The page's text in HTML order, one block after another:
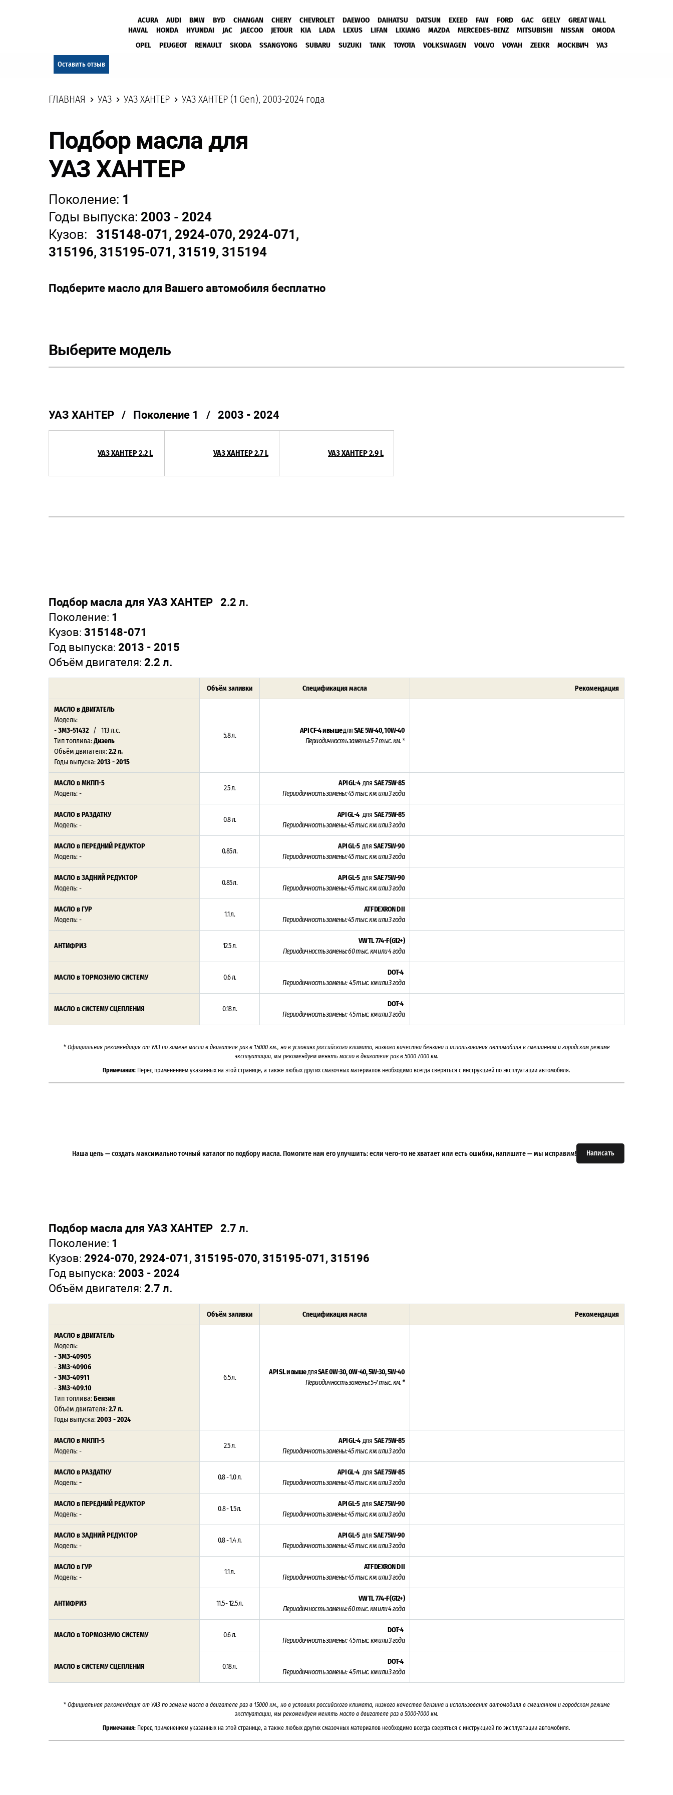
ACURA AUDI BMW BYD CHANGAN CHERY CHEVROLET DAEWOO DAIHATSU DATSUN EXEED FAW FORD GAC GEELY
GREAT WALL
HAVAL
HONDA HYUNDAI JAC JAECOO JETOUR KIA LADA LEXUS LIFAN LIXIANG MAZDA MERCEDES-BENZ MITSUBISHI NISSAN
OMODA
OPEL
PEUGEOT RENAULT SKODA SSANGYONG SUBARU SUZUKI TANK TOYOTA VOLKSWAGEN VOLVO VOYAH ZEEKR МОСКВИЧ УАЗ
Оставить отзыв
ГЛАВНАЯ УАЗ УАЗ ХАНТЕР УАЗ ХАНТЕР (1 Gen), 2003-2024 года
Подбор масла для
УАЗ ХАНТЕР
Поколение: 1
Годы выпуска: 2003 - 2024
Кузов:
315148-071, 2924-070, 2924-071,
315196, 315195-071, 31519, 315194
Подберите масло для Вашего автомобиля бесплатно
Выберите модель
УАЗ ХАНТЕР / Поколение 1 / 2003 - 2024
УАЗ ХАНТЕР 2.2 L УАЗ ХАНТЕР 2.7 L УАЗ ХАНТЕР 2.9 L
Подбор масла для УАЗ ХАНТЕР 2.2 л.
Поколение: 1
Кузов: 315148-071
Год выпуска: 2013 - 2015
Объём двигателя: 2.2 л.
Объём заливки Спецификация масла Рекомендация
МАСЛОв ДВИГАТЕЛЬ
Модель:
-ЗМЗ-51432 / 113 л.с.
Тип топлива:Дизель
Объём двигателя:2.2 л.
Годы выпуска:2013 - 2015
5.8 л.
API CF-4 и вышедляSAE 5W-40, 10W-40
Периодичность замены: 5-7 тыс. км. *
МАСЛО в МКПП-5
Модель: -
2.5 л.
API GL-4дляSAE 75W-85
Периодичность замены:45 тыс. км. или 3 года
МАСЛО в РАЗДАТКУ
Модель: -
0.8 л.
API GL-4дляSAE 75W-85
Периодичность замены:45 тыс. км. или 3 года
МАСЛО в ПЕРЕДНИЙ РЕДУКТОР
Модель: -
0.85 л.
API GL-5дляSAE 75W-90
Периодичность замены:45 тыс. км. или 3 года
МАСЛО в ЗАДНИЙ РЕДУКТОР
Модель: -
0.85 л.
API GL-5дляSAE 75W-90
Периодичность замены:45 тыс. км. или 3 года
МАСЛО в ГУР
Модель: -
1.1 л.
ATF DEXRON D II
Периодичность замены:45 тыс. км. или 3 года
АНТИФРИЗ 12.5 л.
VW TL 774-F (G12+)
Периодичность замены: 60 тыс. км или 4 года
МАСЛО в ТОРМОЗНУЮ СИСТЕМУ 0.6 л.
DOT-4
Периодичность замены: 45 тыс. км или 3года
МАСЛО в СИСТЕМУ СЦЕПЛЕНИЯ 0.18 л.
DOT-4
Периодичность замены: 45 тыс. км или 3года
* Официальная рекомендация от УАЗ по замене масла в двигателе раз в 15000 км., но в условиях российского климата, низкого качества бензина и использования автомобиля в смешанном и городском режиме
эксплуатации, мы рекомендуем менять масло в двигателе раз в 5000-7000км.
Примечания: Перед применением указанных на этой странице, а также любых других смазочных материалов необходимо всегда сверяться с инструкцией по эксплуатации автомобиля.
Написать
Наша цель — создать максимально точный каталог по подбору масла. Помогите нам его улучшить: если чего-то не хватает или есть ошибки, напишите — мы исправим!
Подбор масла для УАЗ ХАНТЕР 2.7 л.
Поколение: 1
Кузов: 2924-070, 2924-071, 315195-070, 315195-071, 315196
Год выпуска: 2003 - 2024
Объём двигателя: 2.7 л.
Объём заливки Спецификация масла Рекомендация
МАСЛОв ДВИГАТЕЛЬ
Модель:
-ЗМЗ-40905
-ЗМЗ-40906
-ЗМЗ-40911
-ЗМЗ-409.10
Тип топлива:Бензин
Объём двигателя:2.7 л.
Годы выпуска:2003 - 2024
6.5 л.
API SL и вышедляSAE 0W-30, 0W-40, 5W-30, 5W-40
Периодичность замены: 5-7 тыс. км. *
МАСЛО в МКПП-5
Модель: -
2.5 л.
API GL-4дляSAE 75W-85
Периодичность замены:45 тыс. км. или 3 года
МАСЛО в РАЗДАТКУ
Модель:-
0.8 - 1.0 л.
API GL-4дляSAE 75W-85
Периодичность замены:45 тыс. км. или 3 года
МАСЛО в ПЕРЕДНИЙ РЕДУКТОР
Модель: -
0.8 - 1.5 л.
API GL-5дляSAE 75W-90
Периодичность замены:45 тыс. км. или 3 года
МАСЛО в ЗАДНИЙ РЕДУКТОР
Модель: -
0.8 - 1.4 л.
API GL-5дляSAE 75W-90
Периодичность замены:45 тыс. км. или 3 года
МАСЛО в ГУР
Модель: -
1.1 л.
ATF DEXRON D II
Периодичность замены:45 тыс. км. или 3 года
АНТИФРИЗ 11.5 - 12.5 л.
VW TL 774-F (G12+)
Периодичность замены: 60 тыс. км или 4 года
МАСЛО в ТОРМОЗНУЮ СИСТЕМУ 0.6 л.
DOT-4
Периодичность замены: 45 тыс. км или 3года
МАСЛО в СИСТЕМУ СЦЕПЛЕНИЯ 0.18 л.
DOT-4
Периодичность замены: 45 тыс. км или 3года
* Официальная рекомендация от УАЗ по замене масла в двигателе раз в 15000 км., но в условиях российского климата, низкого качества бензина и использования автомобиля в смешанном и городском режиме
эксплуатации, мы рекомендуем менять масло в двигателе раз в 5000-7000км.
Примечания: Перед применением указанных на этой странице, а также любых других смазочных материалов необходимо всегда сверяться с инструкцией по эксплуатации автомобиля.